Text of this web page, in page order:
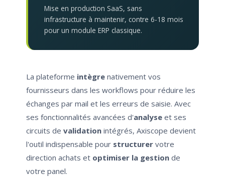
Mise en production SaaS, sans
infrastructure à maintenir, contre 6-18 mois
pour un module ERP classique.
La plateforme intègre nativement vos
fournisseurs dans les workflows pour réduire les
échanges par mail et les erreurs de saisie. Avec
ses fonctionnalités avancées d'analyse et ses
circuits de validation intégrés, Axiscope devient
l'outil indispensable pour structurer votre
direction achats et optimiser la gestion de
votre panel.